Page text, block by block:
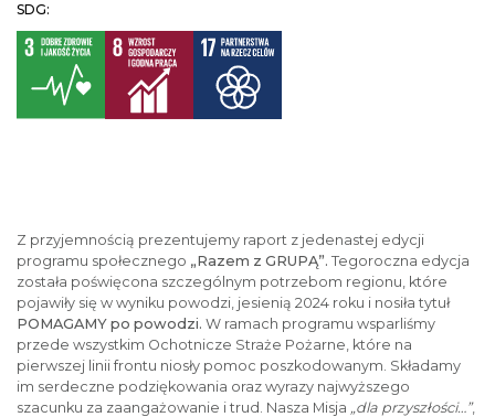
SDG:
Z przyjemnością prezentujemy raport z jedenastej edycji
programu społecznego „Razem z GRUPĄ”. Tegoroczna edycja
została poświęcona szczególnym potrzebom regionu, które
pojawiły się w wyniku powodzi, jesienią 2024 roku i nosiła tytuł
POMAGAMY po powodzi. W ramach programu wsparliśmy
przede wszystkim Ochotnicze Straże Pożarne, które na
pierwszej linii frontu niosły pomoc poszkodowanym. Składamy
im serdeczne podziękowania oraz wyrazy najwyższego
szacunku za zaangażowanie i trud. Nasza Misja „dla przyszłości…”,